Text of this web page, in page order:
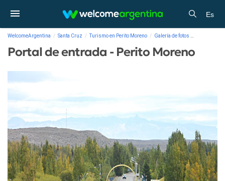
Es
WelcomeArgentina Santa Cruz Turismo en Perito Moreno Galería de fotos
Portal de entrada - Perito Moreno